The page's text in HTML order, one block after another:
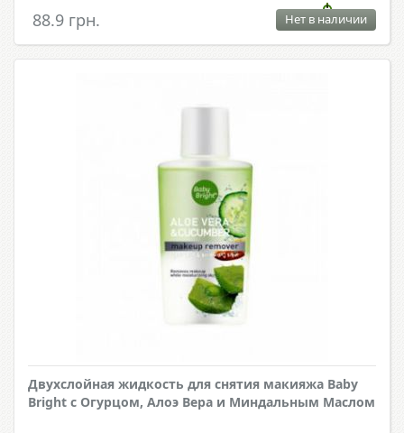
88.9 грн. Нет в наличии
Двухслойная жидкость для снятия макияжа Baby
Bright с Огурцом, Алоэ Вера и Миндальным Маслом